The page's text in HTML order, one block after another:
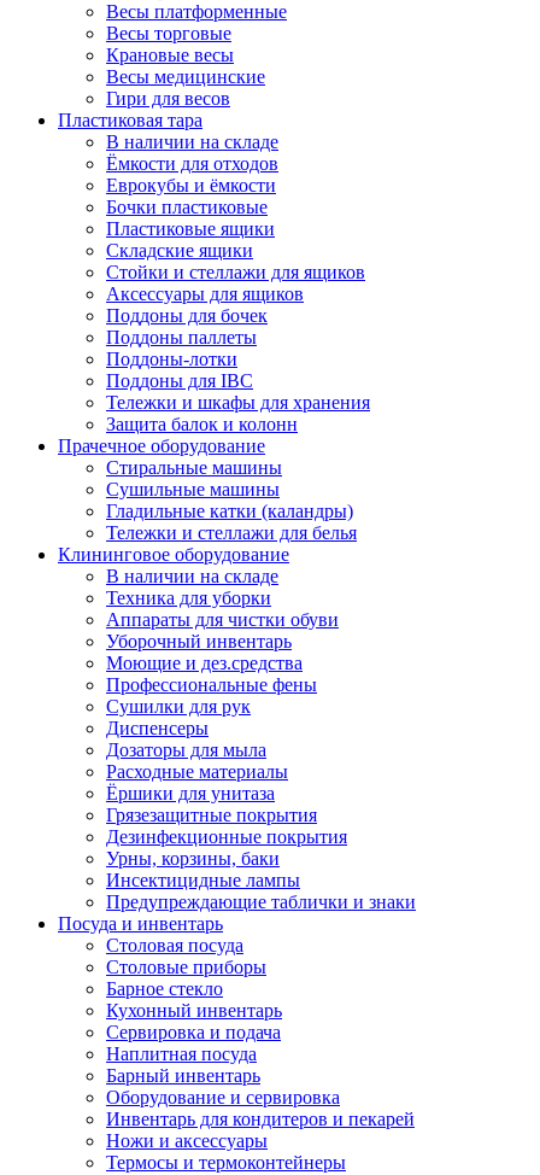
Весы платформенные
Весы торговые
Крановые весы
Весы медицинские
Гири для весов
Пластиковая тара
В наличии на складе
Ёмкости для отходов
Еврокубы и ёмкости
Бочки пластиковые
Пластиковые ящики
Складские ящики
Стойки и стеллажи для ящиков
Аксессуары для ящиков
Поддоны для бочек
Поддоны паллеты
Поддоны-лотки
Поддоны для IBC
Тележки и шкафы для хранения
Защита балок и колонн
Прачечное оборудование
Стиральные машины
Сушильные машины
Гладильные катки (каландры)
Тележки и стеллажи для белья
Клининговое оборудование
В наличии на складе
Техника для уборки
Аппараты для чистки обуви
Уборочный инвентарь
Моющие и дез.средства
Профессиональные фены
Сушилки для рук
Диспенсеры
Дозаторы для мыла
Расходные материалы
Ёршики для унитаза
Грязезащитные покрытия
Дезинфекционные покрытия
Урны, корзины, баки
Инсектицидные лампы
Предупреждающие таблички и знаки
Посуда и инвентарь
Столовая посуда
Столовые приборы
Барное стекло
Кухонный инвентарь
Сервировка и подача
Наплитная посуда
Барный инвентарь
Оборудование и сервировка
Инвентарь для кондитеров и пекарей
Ножи и аксессуары
Термосы и термоконтейнеры